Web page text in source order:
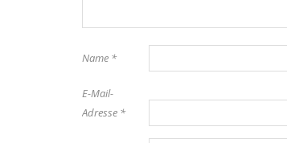
Name *
E-Mail-
Adresse *